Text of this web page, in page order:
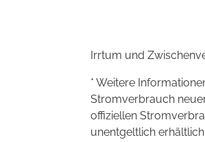
Irrtum und
* Weitere
Stromverbrauch
offiziellen
unentgeltlich